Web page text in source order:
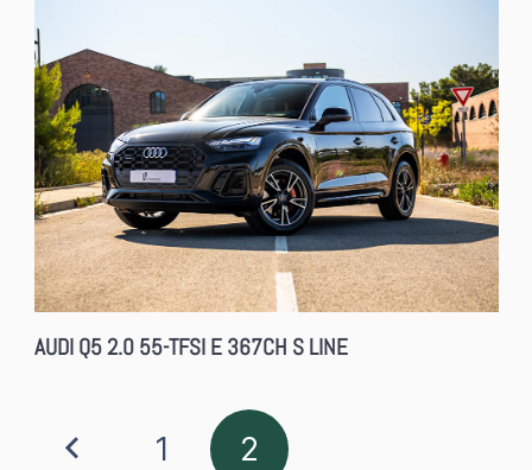
AUDI Q5 2.0 55-TFSI E 367CH S LINE
1 2